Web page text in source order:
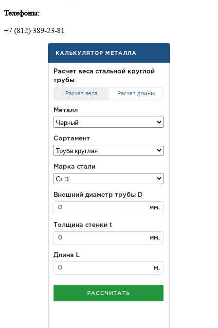
Телефоны:
+7 (812) 389-23-81